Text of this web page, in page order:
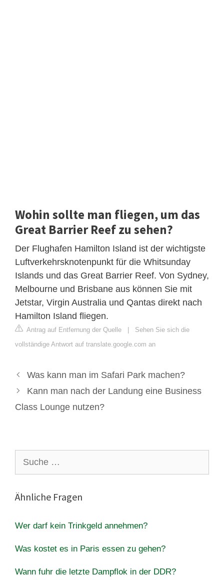
Wohin sollte man fliegen, um das
Great Barrier Reef zu sehen?
Der Flughafen Hamilton Island ist der wichtigste
Luftverkehrsknotenpunkt für die Whitsunday
Islands und das Great Barrier Reef. Von Sydney,
Melbourne und Brisbane aus können Sie mit
Jetstar, Virgin Australia und Qantas direkt nach
Hamilton Island fliegen.
Antrag auf Entfernung der Quelle | Sehen Sie sich die
vollständige Antwort auf translate.google.com an
Was kann man im Safari Park machen?
Kann man nach der Landung eine Business
Class Lounge nutzen?
nach:
Ähnliche Fragen
Wer darf kein Trinkgeld annehmen?
Was kostet es in Paris essen zu gehen?
Wann fuhr die letzte Dampflok in der DDR?